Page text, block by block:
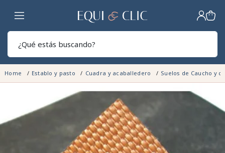
Hogar
Home Establo y pasto Cuadra y acaballedero Suelos de Caucho y